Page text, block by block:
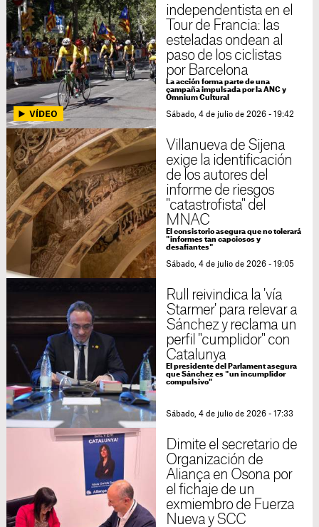
independentista en el
Tour de Francia: las
esteladas ondean al
paso de los ciclistas
por Barcelona
La acción forma parte de una
campaña impulsada por la ANC y
Òmnium Cultural
Sábado, 4 de julio de 2026 - 19:42
Villanueva de Sijena
exige la identificación
de los autores del
informe de riesgos
"catastrofista" del
MNAC
El consistorio asegura que no tolerará
"informes tan capciosos y
desafiantes"
Sábado, 4 de julio de 2026 - 19:05
Rull reivindica la 'vía
Starmer' para relevar a
Sánchez y reclama un
perfil "cumplidor" con
Catalunya
El presidente del Parlament asegura
que Sánchez es "un incumplidor
compulsivo"
Sábado, 4 de julio de 2026 - 17:33
Dimite el secretario de
Organización de
Aliança en Osona por
el fichaje de un
exmiembro de Fuerza
Nueva y SCC